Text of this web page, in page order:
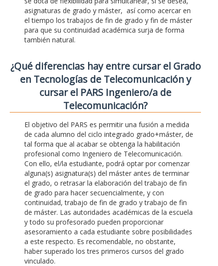
asignaturas de grado y máster, así como acercar en
el tiempo los trabajos de fin de grado y fin de máster
para que su continuidad académica surja de forma
también natural.
¿Qué diferencias hay entre cursar el Grado
en Tecnologías de Telecomunicación y
cursar el PARS Ingeniero/a de
Telecomunicación?
El objetivo del PARS es permitir una fusión a medida
de cada alumno del ciclo integrado grado+máster, de
tal forma que al acabar se obtenga la habilitación
profesional como Ingeniero de Telecomunicación.
Con ello, el/la estudiante, podrá optar por comenzar
alguna(s) asignatura(s) del máster antes de terminar
el grado, o retrasar la elaboración del trabajo de fin
de grado para hacer secuencialmente, y con
continuidad, trabajo de fin de grado y trabajo de fin
de máster. Las autoridades académicas de la escuela
y todo su profesorado pueden proporcionar
asesoramiento a cada estudiante sobre posibilidades
a este respecto. Es recomendable, no obstante,
haber superado los tres primeros cursos del grado
vinculado.